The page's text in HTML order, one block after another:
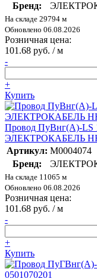
Бренд:
На складе 29794 м
Обновлено 06.08.2026
Розничная цена:
101.68 руб. / м
-
+
Купить
Провод ПуВнг(А)-LS
ЭЛЕКТРОКАБЕЛЬ НН
Артикул: M0004074
Бренд:
На складе 11065 м
Обновлено 06.08.2026
Розничная цена:
101.68 руб. / м
-
+
Купить